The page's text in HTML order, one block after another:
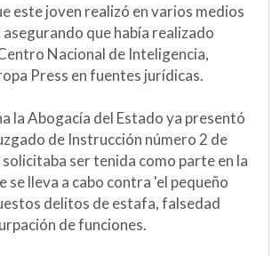
este joven realizó en varios medios
que había realizado
Nacional de Inteligencia,
Press en fuentes jurídicas.
la Abogacía del Estado ya presentó
de Instrucción número 2 de
ser tenida como parte en la
se lleva a cabo contra 'el pequeño
delitos de estafa, falsedad
de funciones.